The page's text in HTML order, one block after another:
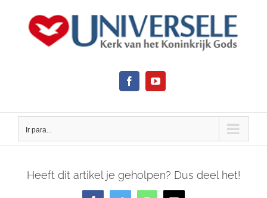
FacebookYouTube
Ir para...
View
Larger
Heeft dit artikel je geholpen? Dus deel het!